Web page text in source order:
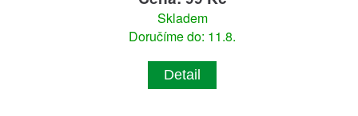
Skladem
Doručíme do: 11.8.
Detail